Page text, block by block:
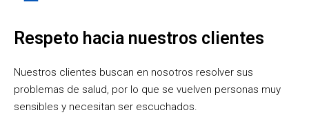
Respeto hacia nuestros clientes
Nuestros clientes buscan en nosotros resolver sus
problemas de salud, por lo que se vuelven personas muy
sensibles y necesitan ser escuchados.